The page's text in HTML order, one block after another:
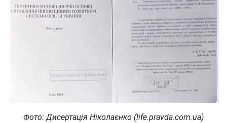
Фото: Дисертація Ніколаєнко (life.pravda.com.ua)